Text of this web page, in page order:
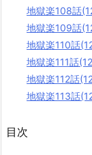
地獄楽108話
地獄楽109話
地獄楽110話
地獄楽111話
地獄楽112話
地獄楽113話
目次